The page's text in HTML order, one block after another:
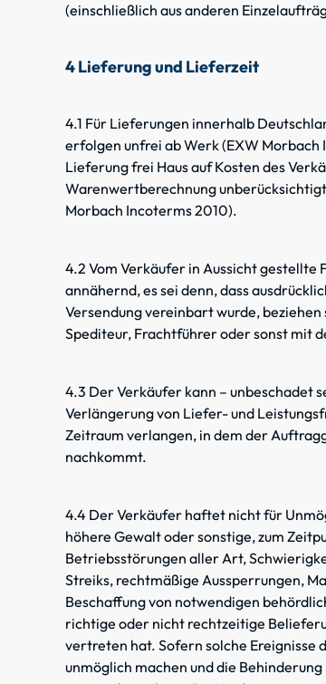
(einschließlich aus anderen
4 Lieferung und Lieferzeit
4.1 Für Lieferungen innerhalb
erfolgen unfrei ab Werk (EXW
Lieferung frei Haus auf Kosten des
Warenwertberechnung
Morbach Incoterms 2010).
4.2 Vom Verkäufer in Aussicht
annähernd, es sei denn, dass
Versendung vereinbart wurde,
Spediteur, Frachtführer oder sonst mit
4.3 Der Verkäufer kann – unbeschadet
Verlängerung von Liefer- und
Zeitraum verlangen, in dem der
nachkommt.
4.4 Der Verkäufer haftet nicht für
höhere Gewalt oder sonstige, zum
Betriebsstörungen aller Art,
Streiks, rechtmäßige Aussperrungen,
Beschaffung von notwendigen
richtige oder nicht rechtzeitige
vertreten hat. Sofern solche Ereignisse
unmöglich machen und die